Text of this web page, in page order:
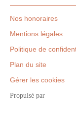
Nos honoraires
Mentions légales
Politique de
Plan du site
Gérer les cookies
Propulsé par